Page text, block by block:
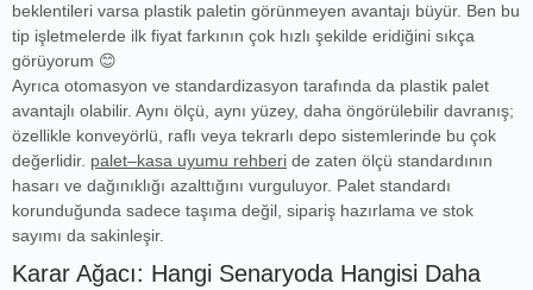
beklentileri varsa plastik paletin görünmeyen avantajı büyür. Ben bu
tip işletmelerde ilk fiyat farkının çok hızlı şekilde eridiğini sıkça
görüyorum 😊
Ayrıca otomasyon ve standardizasyon tarafında da plastik palet
avantajlı olabilir. Aynı ölçü, aynı yüzey, daha öngörülebilir davranış;
özellikle konveyörlü, raflı veya tekrarlı depo sistemlerinde bu çok
değerlidir. palet–kasa uyumu rehberi de zaten ölçü standardının
hasarı ve dağınıklığı azalttığını vurguluyor. Palet standardı
korunduğunda sadece taşıma değil, sipariş hazırlama ve stok
sayımı da sakinleşir.
Karar Ağacı: Hangi Senaryoda Hangisi Daha